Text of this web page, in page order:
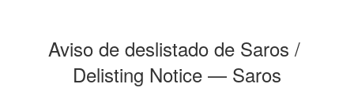
Aviso de deslistado de Saros /
Delisting Notice — Saros